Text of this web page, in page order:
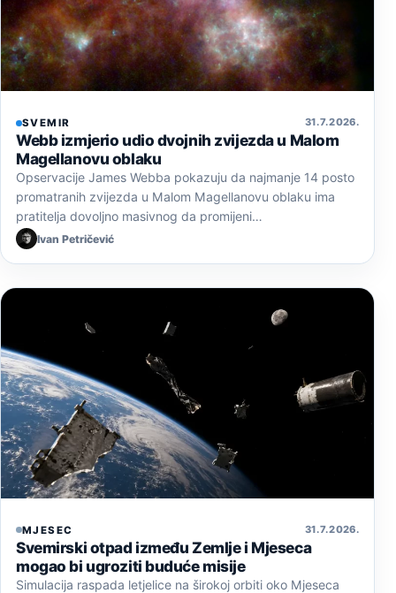
SVEMIR 31. 7. 2026.
Webb izmjerio udio dvojnih zvijezda u Malom
Magellanovu oblaku
Opservacije James Webba pokazuju da najmanje 14 posto
promatranih zvijezda u Malom Magellanovu oblaku ima
pratitelja dovoljno masivnog da promijeni…
Ivan Petričević
MJESEC 31. 7. 2026.
Svemirski otpad između Zemlje i Mjeseca
mogao bi ugroziti buduće misije
Simulacija raspada letjelice na širokoj orbiti oko Mjeseca